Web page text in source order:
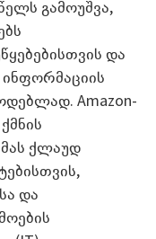
გამოუშვა,
და
ინფორმაციის
Amazon-
ქლაუდ
და